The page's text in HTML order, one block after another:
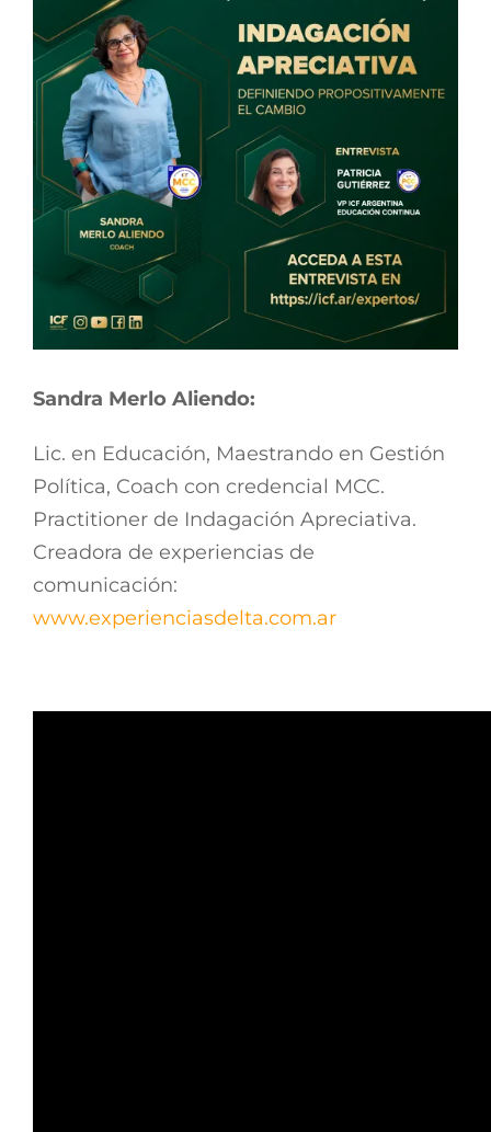
Sandra Merlo Aliendo:
Lic. en Educación, Maestrando en Gestión
Política, Coach con credencial MCC.
Practitioner de Indagación Apreciativa.
Creadora de experiencias de
comunicación:
www.experienciasdelta.com.ar